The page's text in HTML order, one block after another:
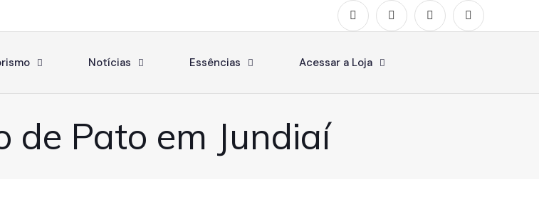
Notícias Essências Acessar a Loja
de Pato em Jundiaí